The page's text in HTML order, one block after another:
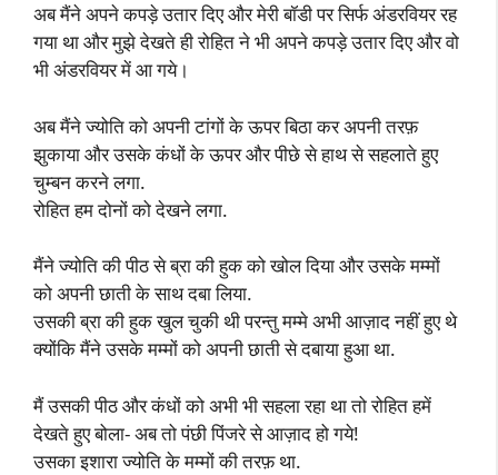
अब मैंने अपने कपड़े उतार दिए और मेरी बॉडी पर सिर्फ अंडरवियर रह
गया था और मुझे देखते ही रोहित ने भी अपने कपड़े उतार दिए और वो
भी अंडरवियर में आ गये।
अब मैंने ज्योति को अपनी टांगों के ऊपर बिठा कर अपनी तरफ़
झुकाया और उसके कंधों के ऊपर और पीछे से हाथ से सहलाते हुए
चुम्बन करने लगा.
रोहित हम दोनों को देखने लगा.
मैंने ज्योति की पीठ से ब्रा की हुक को खोल दिया और उसके मम्मों
को अपनी छाती के साथ दबा लिया.
उसकी ब्रा की हुक खुल चुकी थी परन्तु मम्मे अभी आज़ाद नहीं हुए थे
क्योंकि मैंने उसके मम्मों को अपनी छाती से दबाया हुआ था.
मैं उसकी पीठ और कंधों को अभी भी सहला रहा था तो रोहित हमें
देखते हुए बोला- अब तो पंछी पिंजरे से आज़ाद हो गये!
उसका इशारा ज्योति के मम्मों की तरफ़ था.